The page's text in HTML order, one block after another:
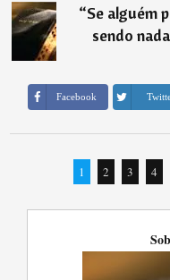
“Se alguém
sendo
Facebook
1 2 3 4